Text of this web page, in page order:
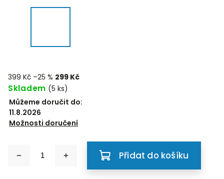
399 Kč –25 % 299 Kč
Skladem (5 ks)
Můžeme doručit do:
11.8.2026
Možnosti doručení
Přidat do košíku